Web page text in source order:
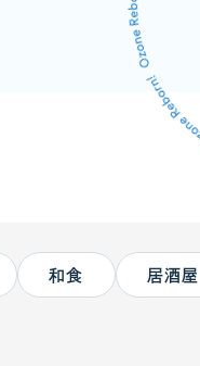
和食 居酒屋